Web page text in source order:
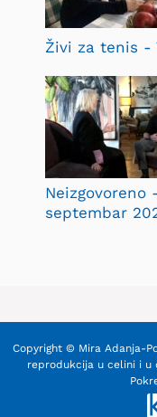
Živi za tenis -
Neizgovoreno
septembar
Copyright © Mira Adanja-
reprodukcija u celini i u